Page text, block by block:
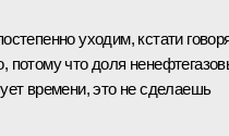
уходим, кстати
потому что доля
времени, это не сделаешь